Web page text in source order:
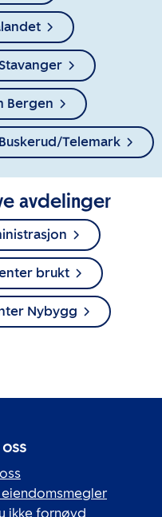
Bergen
Telemark
avdelinger
brukt
Nybygg
eiendomsmegler
ikke fornøyd